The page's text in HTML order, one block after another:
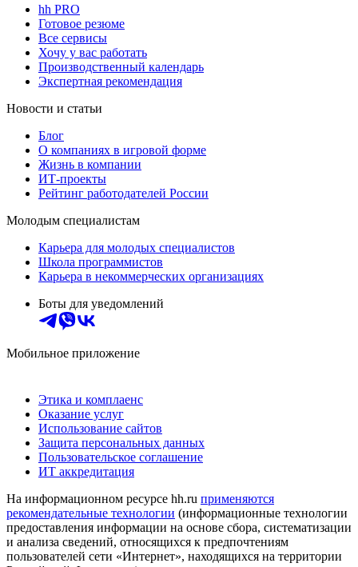
hh PRO
Готовое резюме
Все сервисы
Хочу у вас работать
Производственный календарь
Экспертная рекомендация
Новости и статьи
Блог
О компаниях в игровой форме
Жизнь в компании
ИТ-проекты
Рейтинг работодателей России
Молодым специалистам
Карьера для молодых специалистов
Школа программистов
Карьера в некоммерческих организациях
Боты для уведомлений
Мобильное приложение
Этика и комплаенс
Оказание услуг
Использование сайтов
Защита персональных данных
Пользовательское соглашение
ИТ аккредитация
На информационном ресурсе hh.ru применяются
рекомендательные технологии (информационные технологии
предоставления информации на основе сбора, систематизации
и анализа сведений, относящихся к предпочтениям
пользователей сети «Интернет», находящихся на территории